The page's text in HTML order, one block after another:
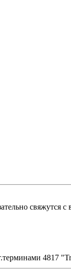
свяжутся с
4817